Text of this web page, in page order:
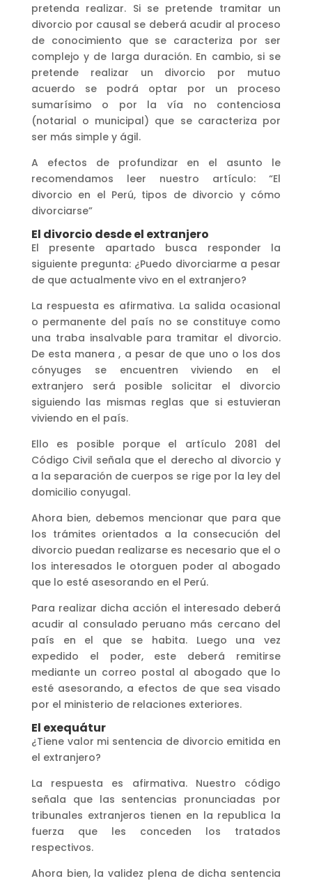
pretenda realizar. Si se pretende tramitar un
divorcio por causal se deberá acudir al proceso
de conocimiento que se caracteriza por ser
complejo y de larga duración. En cambio, si se
pretende realizar un divorcio por mutuo
acuerdo se podrá optar por un proceso
sumarísimo o por la vía no contenciosa
(notarial o municipal) que se caracteriza por
ser más simple y ágil.
A efectos de profundizar en el asunto le
recomendamos leer nuestro artículo: “El
divorcio en el Perú, tipos de divorcio y cómo
divorciarse”
El divorcio desde el extranjero
El presente apartado busca responder la
siguiente pregunta: ¿Puedo divorciarme a pesar
de que actualmente vivo en el extranjero?
La respuesta es afirmativa. La salida ocasional
o permanente del país no se constituye como
una traba insalvable para tramitar el divorcio.
De esta manera , a pesar de que uno o los dos
cónyuges se encuentren viviendo en el
extranjero será posible solicitar el divorcio
siguiendo las mismas reglas que si estuvieran
viviendo en el país.
Ello es posible porque el artículo 2081 del
Código Civil señala que el derecho al divorcio y
a la separación de cuerpos se rige por la ley del
domicilio conyugal.
Ahora bien, debemos mencionar que para que
los trámites orientados a la consecución del
divorcio puedan realizarse es necesario que el o
los interesados le otorguen poder al abogado
que lo esté asesorando en el Perú.
Para realizar dicha acción el interesado deberá
acudir al consulado peruano más cercano del
país en el que se habita. Luego una vez
expedido el poder, este deberá remitirse
mediante un correo postal al abogado que lo
esté asesorando, a efectos de que sea visado
por el ministerio de relaciones exteriores.
El exequátur
¿Tiene valor mi sentencia de divorcio emitida en
el extranjero?
La respuesta es afirmativa. Nuestro código
señala que las sentencias pronunciadas por
tribunales extranjeros tienen en la republica la
fuerza que les conceden los tratados
respectivos.
Ahora bien, la validez plena de dicha sentencia